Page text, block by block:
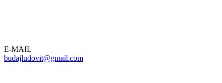
E-MAIL
budajludovit@gmail.com